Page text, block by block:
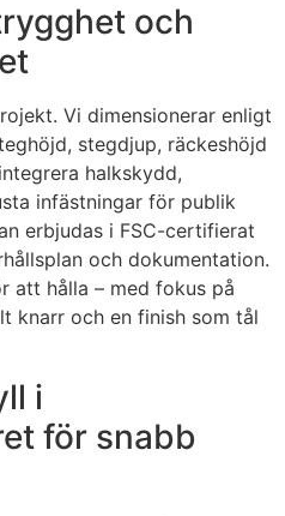
och
Vi dimensionerar enligt
stegdjup, räckeshöjd
halkskydd,
infästningar för publik
erbjudas i FSC-certifierat
och dokumentation.
att hålla – med fokus på
knarr och en finish som tål
i
för snabb